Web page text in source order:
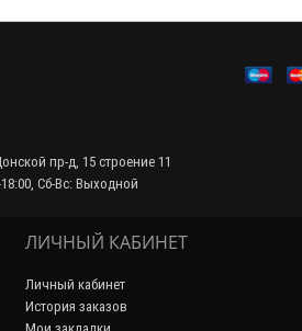
пр-д, 15 строение 11
Сб-Вс: Выходной
ЛИЧНЫЙ КАБИНЕТ
Личный кабинет
История заказов